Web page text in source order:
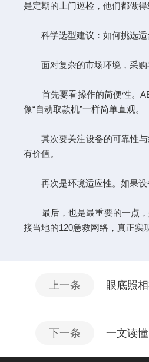
是定期的上门巡检，他们都做
科学选型建议：如何挑选适
面对复杂的市场环境，采购
首先要看操作的简便性。
像“自动取款机”一样简单直观。
其次要关注设备的可靠性与
有价值。
再次是环境适应性。如果设
最后，也是最重要的一点，
接当地的120急救网络，真正实
上一条 眼底照
下一条 一文读